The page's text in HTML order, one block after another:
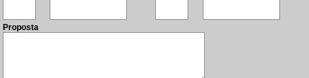
Proposta